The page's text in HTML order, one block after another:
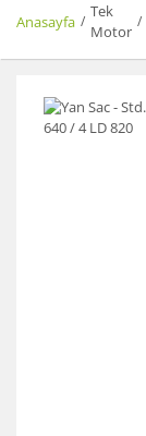
Anasayfa
Tek
Motor